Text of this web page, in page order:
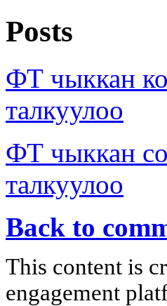
Posts
ФТ чыккан
талкуулоо
ФТ чыккан
талкуулоо
Back to
This content is
engagement